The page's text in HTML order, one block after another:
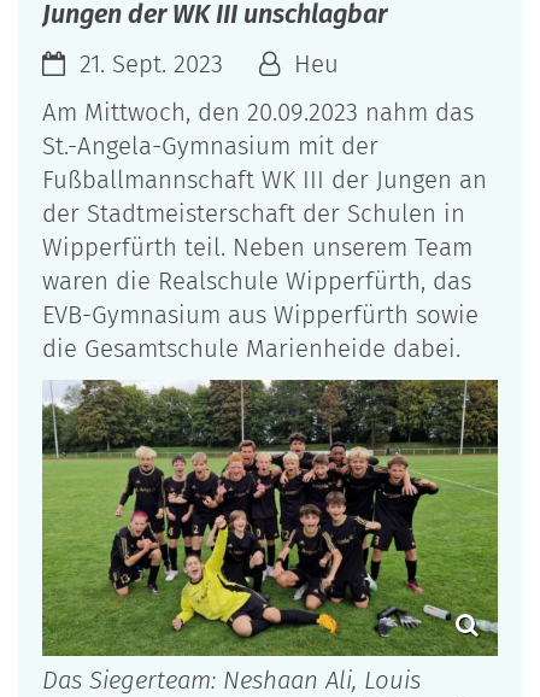
Jungen der WK III unschlagbar
21. Sept. 2023
Heu
Am Mittwoch, den 20.09.2023 nahm das
St.-Angela-Gymnasium mit der
Fußballmannschaft WK III der Jungen an
der Stadtmeisterschaft der Schulen in
Wipperfürth teil. Neben unserem Team
waren die Realschule Wipperfürth, das
EVB-Gymnasium aus Wipperfürth sowie
die Gesamtschule Marienheide dabei.
Das Siegerteam: Neshaan Ali, Louis